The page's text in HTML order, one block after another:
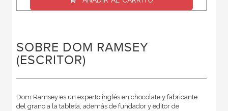
SOBRE DOM RAMSEY
(ESCRITOR)
Dom Ramsey es un experto inglés en chocolate y fabricante
del grano a la tableta, además de fundador y editor de